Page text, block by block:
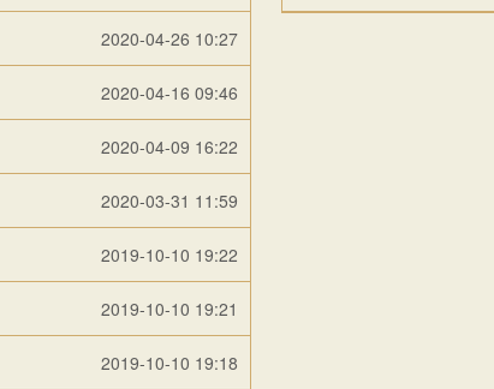
2020-04-26 10:27
2020-04-16 09:46
2020-04-09 16:22
2020-03-31 11:59
2019-10-10 19:22
2019-10-10 19:21
2019-10-10 19:18